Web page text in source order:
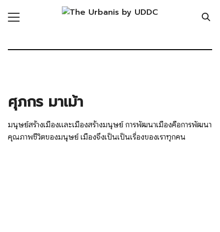
Realm
for:
ศุภกร มาเม้า
มนุษย์สร้างเมืองและเมืองสร้างมนุษย์ การพัฒนาเมืองคือการพัฒนา
คุณภาพชีวิตของมนุษย์ เมืองจึงเป็นเป็นเรื่องของเราทุกคน